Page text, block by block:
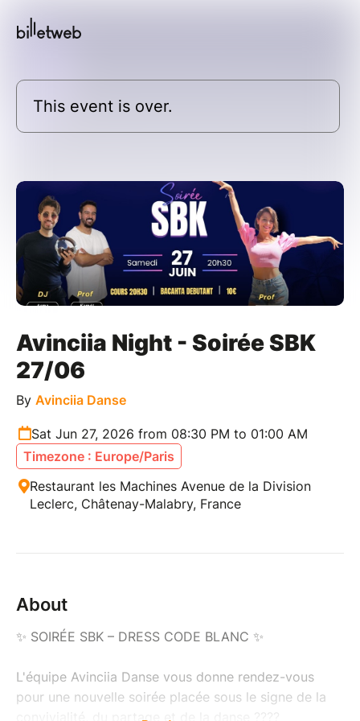
This event is over.
Avinciia Night - Soirée SBK
27/06
By Avinciia Danse
Sat Jun 27, 2026 from 08:30 PM to 01:00 AM
Timezone : Europe/Paris
Restaurant les Machines Avenue de la Division
Leclerc, Châtenay-Malabry, France
About
✨ SOIRÉE SBK – DRESS CODE BLANC ✨
L'équipe Avinciia Danse vous donne rendez-vous
pour une nouvelle soirée placée sous le signe de la
convivialité, du partage et de la danse ????